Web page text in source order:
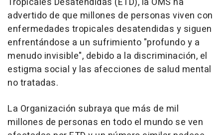
advertido de que millones de personas viven con
enfermedades tropicales desatendidas y siguen
enfrentándose a un sufrimiento "profundo y a
menudo invisible", debido a la discriminación, el
estigma social y las afecciones de salud mental
no tratadas.
La Organización subraya que más de mil
millones de personas en todo el mundo se ven